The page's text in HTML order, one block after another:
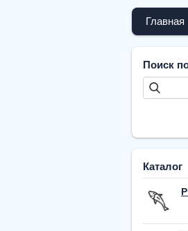
Главная
Поиск
Каталог